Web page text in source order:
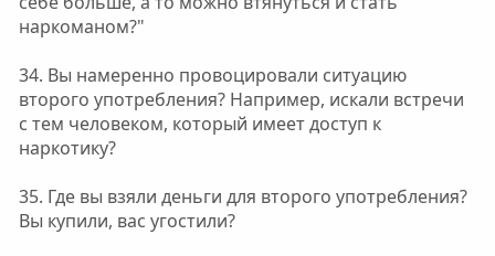
наркоманом?"
34. Вы намеренно провоцировали ситуацию
второго употребления? Например, искали встречи
с тем человеком, который имеет доступ к
наркотику?
35. Где вы взяли деньги для второго употребления?
Вы купили, вас угостили?